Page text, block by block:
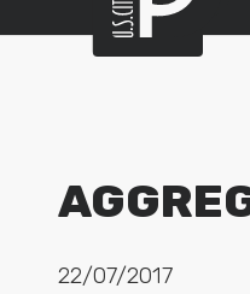
22/07/2017